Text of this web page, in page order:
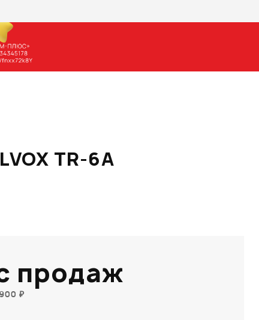
TR-6A
продаж
₽